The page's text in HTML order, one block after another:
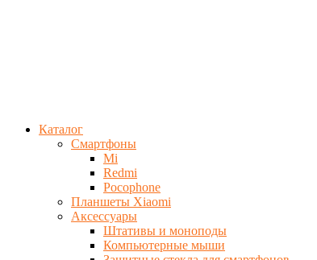
Каталог
Смартфоны
Mi
Redmi
Pocophone
Планшеты Xiaomi
Аксессуары
Штативы и моноподы
Компьютерные мыши